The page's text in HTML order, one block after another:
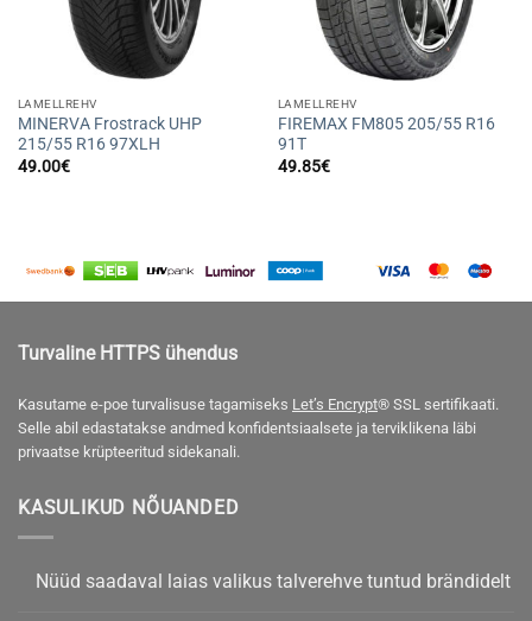
LAMELLREHV
MINERVA Frostrack UHP
215/55 R16 97XLH
49.00€
LAMELLREHV
FIREMAX FM805 205/55 R16
91T
49.85€
Turvaline HTTPS ühendus
Kasutame e-poe turvalisuse tagamiseks Let’s Encrypt® SSL sertifikaati.
Selle abil edastatakse andmed konfidentsiaalsete ja terviklikena läbi
privaatse krüpteeritud sidekanali.
KASULIKUD NÕUANDED
Nüüd saadaval laias valikus talverehve tuntud brändidelt